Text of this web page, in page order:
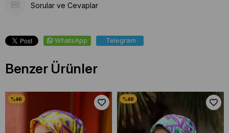
Sorular ve Cevaplar
WhatsApp Telegram
Benzer Ürünler